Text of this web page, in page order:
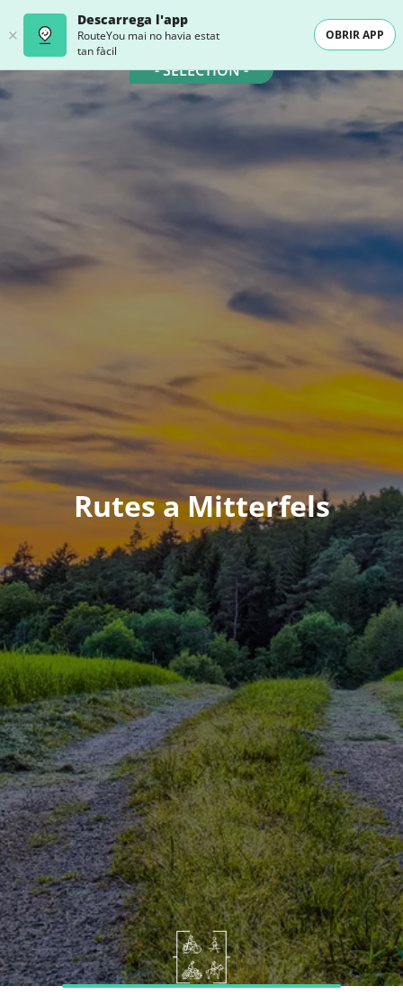
Descarrega l'app
RouteYou mai no havia estat
tan fàcil
OBRIR APP
- SELECTION -
Rutes a Mitterfels